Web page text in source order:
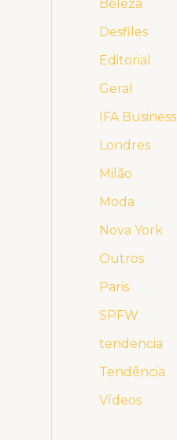
Beleza
Desfiles
Editorial
Geral
IFA Business
Londres
Milão
Moda
Nova York
Outros
Paris
SPFW
tendencia
Tendência
Vídeos